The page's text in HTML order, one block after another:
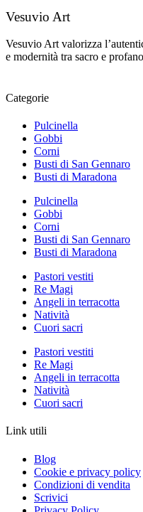
Vesuvio Art
Vesuvio Art valorizza
e modernità tra sacro e
Categorie
Pulcinella
Gobbi
Corni
Busti di San Gennaro
Busti di Maradona
Pulcinella
Gobbi
Corni
Busti di San Gennaro
Busti di Maradona
Pastori vestiti
Re Magi
Angeli in terracotta
Natività
Cuori sacri
Pastori vestiti
Re Magi
Angeli in terracotta
Natività
Cuori sacri
Link utili
Blog
Cookie e privacy policy
Condizioni di vendita
Scrivici